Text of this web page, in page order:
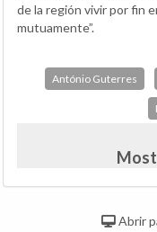
de la región vivir por fin
mutuamente”.
António Guterres
Abrir